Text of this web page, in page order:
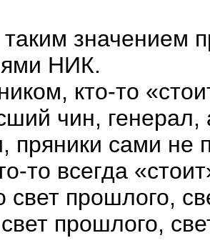
значением
НИК.
кто-то
чин, генерал,
пряники сами не
то всегда
свет прошлого,
прошлого,